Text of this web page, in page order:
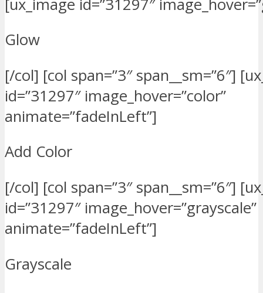
[ux_image id=”31297″
Glow
[/col] [col span=”3″ span__sm=”6″]
id=”31297″ image_hover=”color”
animate=”fadeInLeft”]
Add Color
[/col] [col span=”3″ span__sm=”6″]
id=”31297″ image_hover=”grayscale”
animate=”fadeInLeft”]
Grayscale